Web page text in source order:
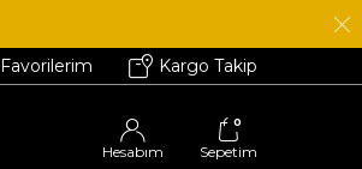
Favorilerim Kargo Takip
Hesabım
0
Sepetim